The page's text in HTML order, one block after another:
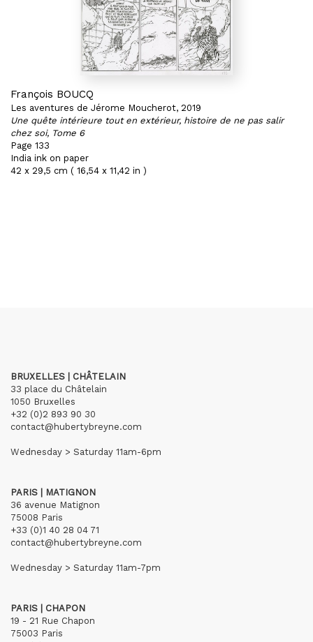
François BOUCQ
Les aventures de Jérome Moucherot, 2019
Une quête intérieure tout en extérieur, histoire de ne pas salir
chez soi, Tome 6
Page 133
India ink on paper
42 x 29,5 cm ( 16,54 x 11,42 in )
BRUXELLES | CHÂTELAIN
33 place du Châtelain
1050 Bruxelles
+32 (0)2 893 90 30
contact@hubertybreyne.com
Wednesday > Saturday 11am-6pm
PARIS | MATIGNON
36 avenue Matignon
75008 Paris
+33 (0)1 40 28 04 71
contact@hubertybreyne.com
Wednesday > Saturday 11am-7pm
PARIS | CHAPON
19 - 21 Rue Chapon
75003 Paris